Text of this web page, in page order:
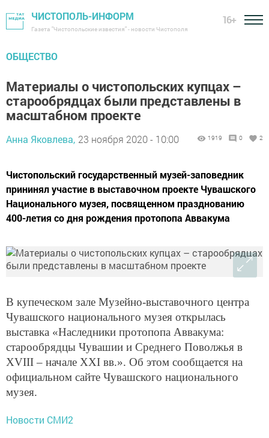
ЧИСТОПОЛЬ-ИНФОРМ
Газета "Чистопольские известия" - новости Чистополя
16+
ОБЩЕСТВО
Материалы о чистопольских купцах –
старообрядцах были представлены в
масштабном проекте
Анна Яковлева, 23 ноября 2020 - 10:00 1919 0 2
Чистопольский государственный музей-заповедник
прининял участие в выставочном проекте Чувашского
Национального музея, посвященном празднованию
400-летия со дня рождения протопопа Аввакума
В купеческом зале Музейно-выставочного центра
Чувашского национального музея открылась
выставка «Наследники протопопа Аввакума:
старообрядцы Чувашии и Среднего Поволжья в
XVIII – начале XXI вв.». Об этом сообщается на
официальном сайте Чувашского национального
музея.
Новости СМИ2